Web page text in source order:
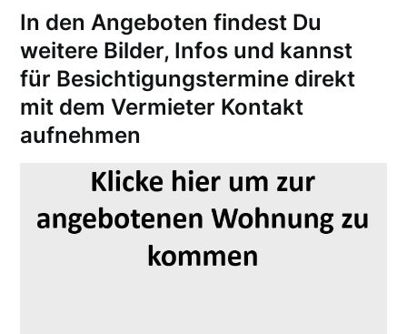
In den Angeboten findest Du
weitere Bilder, Infos und kannst
für Besichtigungstermine direkt
mit dem Vermieter Kontakt
aufnehmen